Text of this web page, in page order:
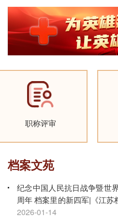
职称评审
档案文苑
纪念中国人民抗日战争暨世
周年 档案里的新四军|《江苏
2026-01-14